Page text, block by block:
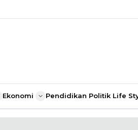
Ekonomi Pendidikan Politik Life